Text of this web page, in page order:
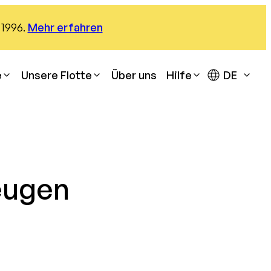
Mehr erfahren
Unsere Flotte Über uns Hilfe